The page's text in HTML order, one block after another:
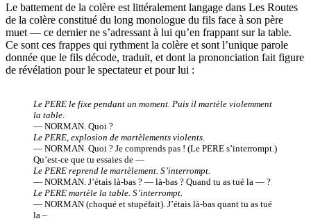
Le battement de la colère est littéralement langage dans Les Routes
de la colère constitué du long monologue du fils face à son père
muet — ce dernier ne s’adressant à lui qu’en frappant sur la table.
Ce sont ces frappes qui rythment la colère et sont l’unique parole
donnée que le fils décode, traduit, et dont la prononciation fait figure
de révélation pour le spectateur et pour lui :
Le PERE le fixe pendant un moment. Puis il martèle violemment
la table.
— NORMAN. Quoi ?
Le PERE, explosion de martèlements violents.
— NORMAN. Quoi ? Je comprends pas ! (Le PERE s’interrompt.)
Qu’est-ce que tu essaies de —
Le PERE reprend le martèlement. S’interrompt.
— NORMAN. J’étais là-bas ? — là-bas ? Quand tu as tué la — ?
Le PERE martèle la table. S’interrompt.
— NORMAN (choqué et stupéfait). J’étais là-bas quant tu as tué
la –